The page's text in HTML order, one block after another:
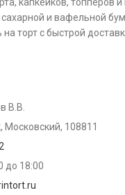
сахарной и вафельной
торт с быстрой
В.В.
Московский, 108811
до 18:00